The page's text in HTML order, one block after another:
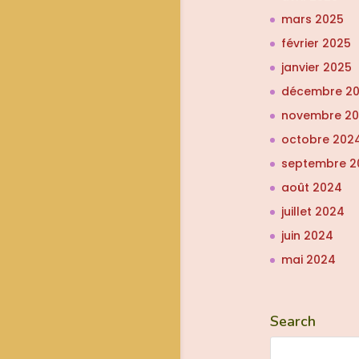
mars 2025
février 2025
janvier 2025
décembre
novembre
octobre
septembre
août 2024
juillet 2024
juin 2024
mai 2024
Search